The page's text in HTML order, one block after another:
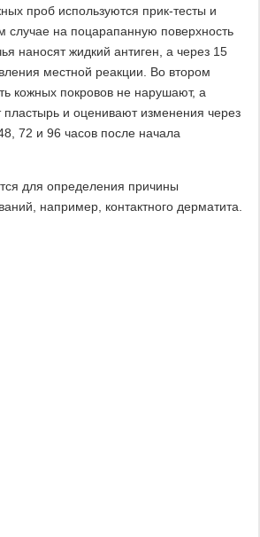
проб используются прик-тесты и
случае на поцарапанную поверхность
наносят жидкий антиген, а через 15
местной реакции. Во втором
кожных покровов не нарушают, а
пластырь и оценивают изменения через
72 и 96 часов после начала
для определения причины
например, контактного дерматита.